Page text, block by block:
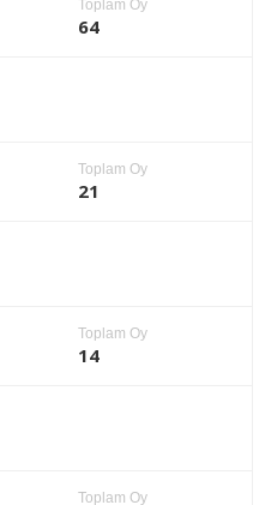
Toplam Oy
64
Toplam Oy
21
Toplam Oy
14
Toplam Oy